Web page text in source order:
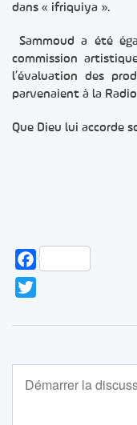
dans « ifriquiya ».
Sammoud a été
commission
l’évaluation des
parvenaient à la
Que Dieu lui accorde
Facebook